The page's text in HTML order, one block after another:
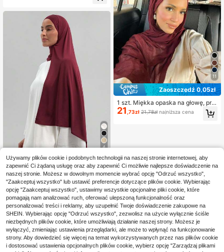
chusta w stylu turbanu, odpowiedni
a do codziennego użytku, na wyjśc
ia i spotkania, do sukienki
4
1 szt. damska dzianinowa hidżab w
jednolitym kolorze, miękka i oddyc
hająca chusta muzułmańska, odpo
wiednia do codziennego noszenia
7 Left
28,16zł
11
Zaoszczędź 0,05zł
1 szt. Miękka opaska na głowę, prz
yjazna dla skóry, jednokolorowa ch
usta na głowę, prosty szal, prosty rę
21 ,73zł 21,78złnajniższa cena
Używamy plików cookie i podobnych technologii na naszej stronie internetowej, aby
zapewnić Ci żądaną usługę oraz aby zapewnić Ci możliwie najlepsze doświadczenie na
naszej stronie. Możesz w dowolnym momencie wybrać opcję "Odrzuć wszystko",
"Zaakceptuj wszystko" lub ustawić preferencje dotyczące plików cookie. Wybierając
opcję "Zaakceptuj wszystko", ustawimy wszystkie opcjonalne pliki cookie, które
pomagają nam analizować ruch, oferować ulepszoną funkcjonalność oraz
personalizować treści i reklamy, aby uzupełnić Twoje doświadczenie zakupowe na
SHEIN. Wybierając opcję "Odrzuć wszystko", zezwolisz na użycie wyłącznie ściśle
niezbędnych plików cookie, które umożliwiają działanie naszej strony. Możesz je
wyłączyć, zmieniając ustawienia przeglądarki, ale może to wpłynąć na funkcjonowanie
strony. Aby dowiedzieć się więcej na temat wykorzystywanych przez nas plików cookie
i dostosować ustawienia opcjonalnych plików cookie, wybierz opcję "Zarządzaj plikami